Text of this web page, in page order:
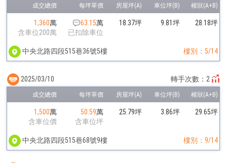
1,360萬
含車位200萬
63.15萬
已扣除車位
18.37坪 9.81坪 28.18坪
中央北路四段515巷36號5樓 樓別：5/14
1,500萬
含車位價
50.59萬
含車位坪
25.79坪 3.86坪 29.65坪
中央北路四段515巷68號9樓 樓別：9/14
2025/03/10 轉手次數：2